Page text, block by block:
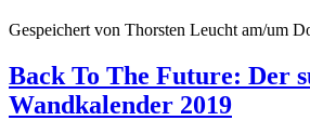
Gespeichert von Thorsten Leucht am/um
Back To The Future: Der
Wandkalender 2019